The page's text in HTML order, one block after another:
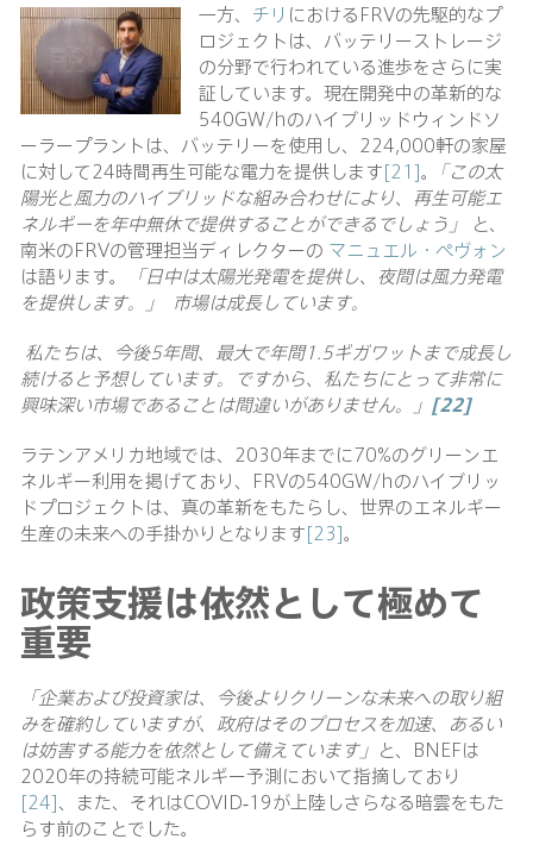
一方、 チリ におけるFRVの先駆的なプ
ロジェクトは、バッテリーストレージ
の分野で行われている進歩をさらに実
証しています。現在開発中の革新的な
540GW/hのハイブリッドウィンドソ
ーラープラントは、バッテリーを使用し、224,000軒の家屋
に対して24時間再生可能な電力を提供します[21]。 ｢この太
陽光と風力のハイブリッドな組み合わせにより、再生可能エ
ネルギーを年中無休で提供することができるでしょう」
と、
南米のFRVの管理担当ディレクターの マニュエル・ぺヴォン
は語ります。
「日中は太陽光発電を提供し、夜間は風力発電
を提供します。」
市場は成長しています。
私たちは、今後5年間、最大で年間1.5ギガワットまで成長し
続けると予想しています。ですから、私たちにとって非常に
興味深い市場であることは間違いがありません。」 [22]
ラテンアメリカ地域では、2030年までに70%のグリーンエ
ネルギー利用を掲げており、FRVの540GW/hのハイブリッ
ドプロジェクトは、真の革新をもたらし、世界のエネルギー
生産の未来への手掛かりとなります[23]。
政策支援は依然として極めて
重要
「企業および投資家は、今後よりクリーンな未来への取り組
みを確約していますが、政府はそのプロセスを加速、あるい
は妨害する能力を依然として備えています」 と、BNEFは
2020年の持続可能ネルギー予測において指摘しており
[24]、また、それはCOVID-19が上陸しさらなる暗雲をもた
らす前のことでした。